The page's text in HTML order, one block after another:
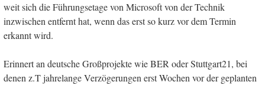
weit sich die Führungsetage von Microsoft von der Technik
inzwischen entfernt hat, wenn das erst so kurz vor dem Termin
erkannt wird.
Erinnert an deutsche Großprojekte wie BER oder Stuttgart21, bei
denen z.T jahrelange Verzögerungen erst Wochen vor der geplanten